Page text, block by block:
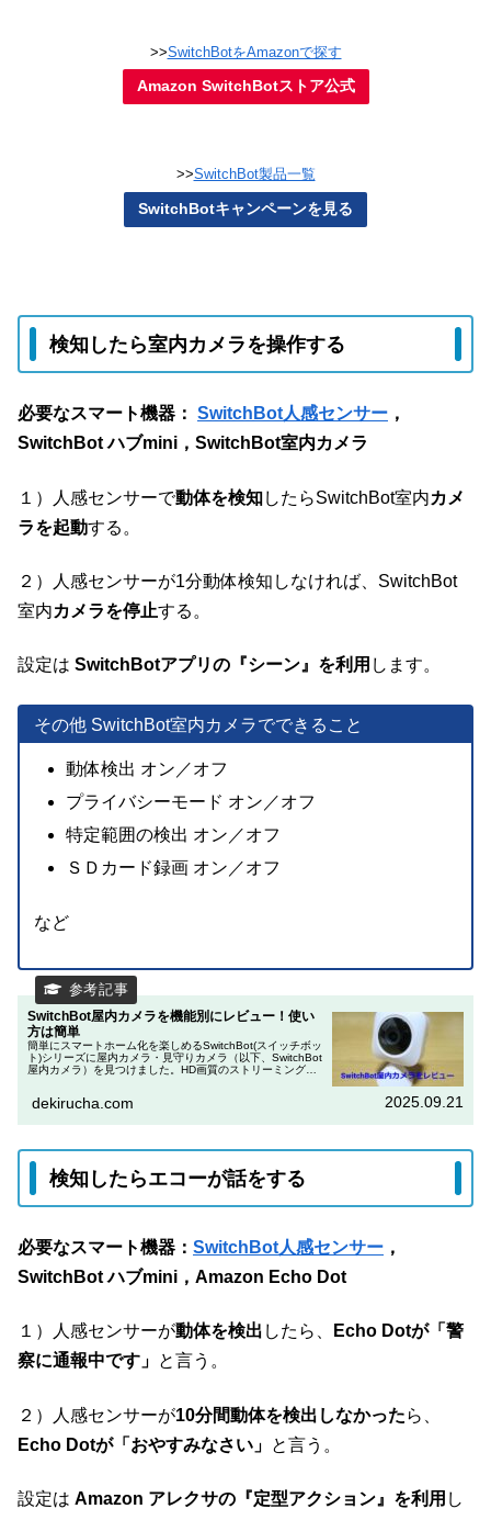
>>SwitchBotをAmazonで探す
Amazon SwitchBotストア公式
>>SwitchBot製品一覧
SwitchBotキャンペーンを見る
検知したら室内カメラを操作する
必要なスマート機器： SwitchBot人感センサー ，
SwitchBot ハブmini，SwitchBot室内カメラ
１）人感センサーで動体を検知したらSwitchBot室内カメ
ラを起動する。
２）人感センサーが1分動体検知しなければ、SwitchBot
室内カメラを停止する。
設定は SwitchBotアプリの『シーン』を利用 します。
その他 SwitchBot室内カメラでできること
動体検出 オン／オフ
プライバシーモード オン／オフ
特定範囲の検出 オン／オフ
ＳＤカード録画 オン／オフ
など
SwitchBot屋内カメラを機能別にレビュー！使い
方は簡単
簡単にスマートホーム化を楽しめるSwitchBot(スイッチボッ
ト)シリーズに屋内カメラ・見守りカメラ（以下、SwitchBot
屋内カメラ）を見つけました。HD画質のストリーミング，
dekirucha.com 2025.09.21
検知したらエコーが話をする
必要なスマート機器： SwitchBot人感センサー ，
SwitchBot ハブmini，Amazon Echo Dot
１）人感センサーが動体を検出 したら、
Echo Dotが「警
察に通報中です」 と言う。
２）人感センサーが10分間動体を検出しなかったら、
Echo Dotが「おやすみなさい」 と言う。
設定は Amazon アレクサの『定型アクション』を利用 し